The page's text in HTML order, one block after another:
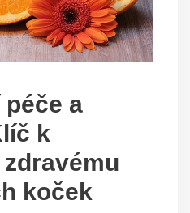
a
k
koček